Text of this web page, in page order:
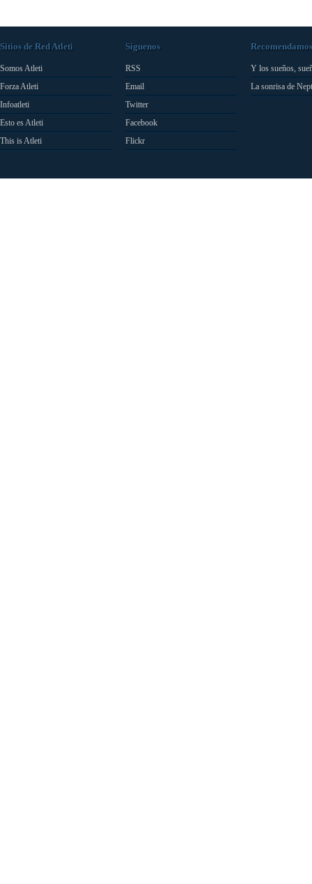
Sitios de Red Atleti
Somos Atleti
Forza Atleti
Infoatleti
Esto es Atleti
This is Atleti
Síguenos
RSS
Email
Twitter
Facebook
Flickr
Recomendamos
Y los sueños,
La sonrisa de